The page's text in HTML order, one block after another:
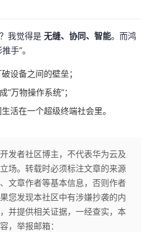
我觉得是 无缝、协同、智能。而鸿
手”。
设备之间的壁垒；
“万物操作系统”；
活在一个超级终端社会里。
发者社区博主，不代表华为云及
场。转载时必须标注文章的来源
文章作者等基本信息，否则作者
您发现本社区中有涉嫌抄袭的内
并提供相关证据，一经查实，本
，举报邮箱：